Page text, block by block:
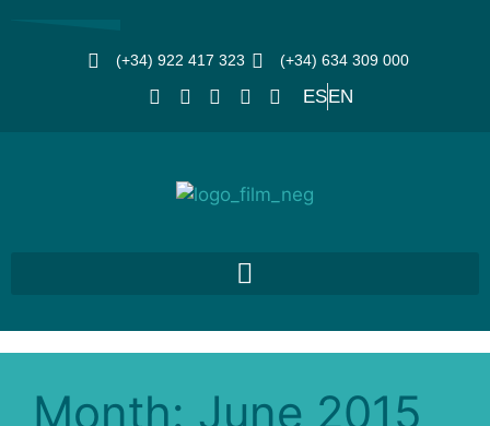
(+34) 922 417 323 (+34) 634 309 000
ESEN
Month: June 2015